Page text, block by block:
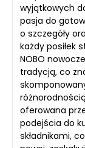
wyjątkowych
pasja do
o szczegóły
każdy posiłek
NOBO
tradycją, co
oferowana
podejścia do
składnikami,